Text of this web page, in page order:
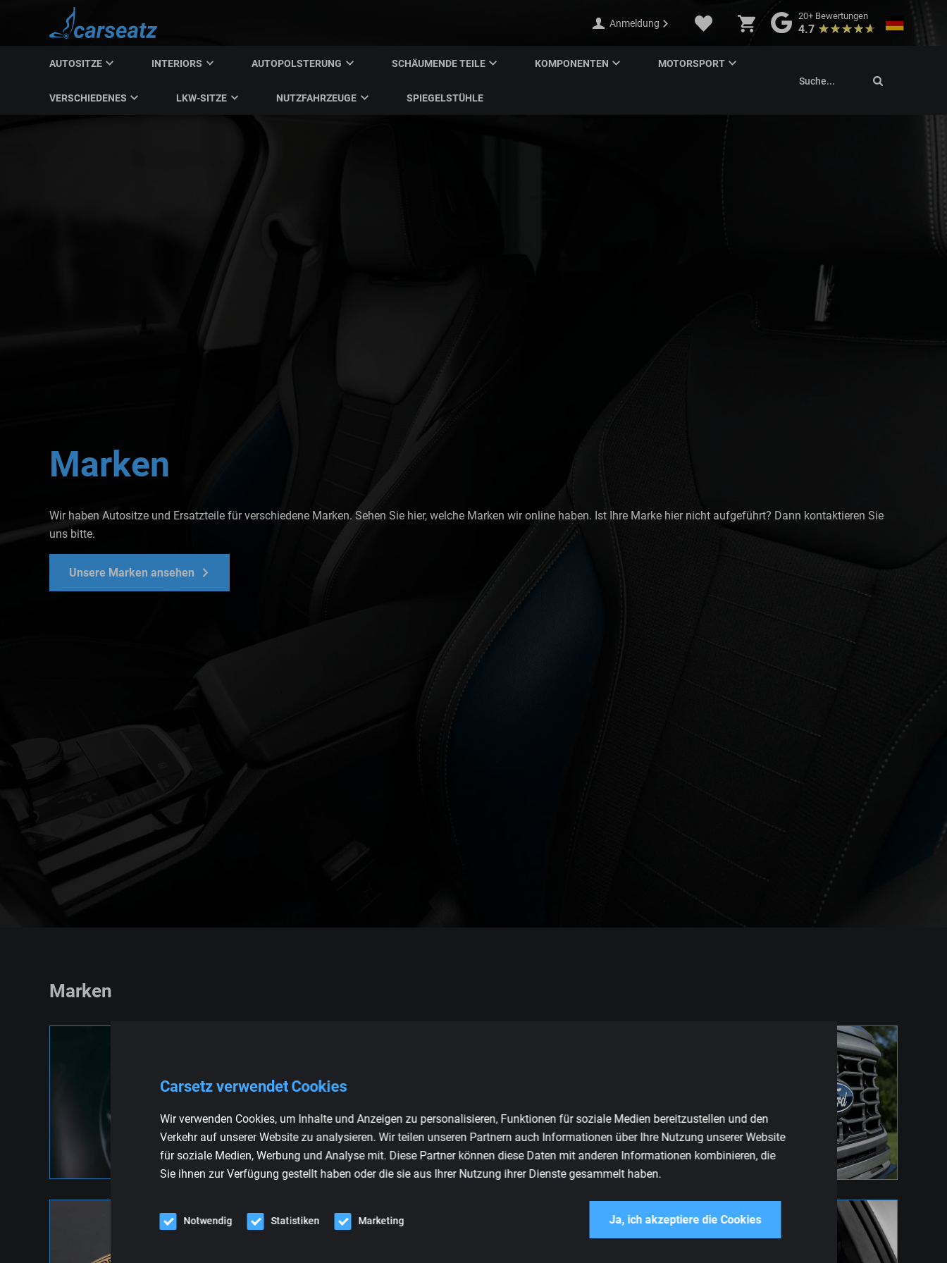
Carsetz verwendet Cookies
Wir verwenden Cookies, um Inhalte und Anzeigen zu personalisieren, Funktionen für soziale Medien bereitzustellen und den
Verkehr auf unserer Website zu analysieren. Wir teilen unseren Partnern auch Informationen über Ihre Nutzung unserer Website
für soziale Medien, Werbung und Analyse mit. Diese Partner können diese Daten mit anderen Informationen kombinieren, die
Sie ihnen zur Verfügung gestellt haben oder die sie aus Ihrer Nutzung ihrer Dienste gesammelt haben.
Notwendig Statistiken Marketing Ja, ich akzeptiere die Cookies
Anmeldung
20+Bewertungen
4.7
AUTOSITZE INTERIORS AUTOPOLSTERUNG SCHÄUMENDE TEILE KOMPONENTEN MOTORSPORT
VERSCHIEDENES LKW-SITZE NUTZFAHRZEUGE SPIEGELSTÜHLE
Suche...
Marken
Wir haben Autositze und Ersatzteile für verschiedene Marken. Sehen Sie hier, welche Marken wir online haben. Ist Ihre Marke hier nicht aufgeführt? Dann kontaktieren Sie
uns bitte.
Unsere Marken ansehen
Marken